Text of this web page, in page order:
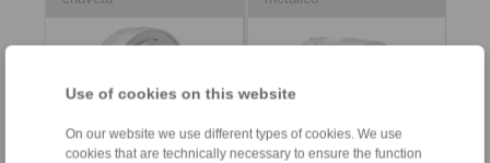
Use of cookies on this website
On our website we use different types of cookies. We use
cookies that are technically necessary to ensure the function